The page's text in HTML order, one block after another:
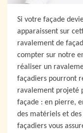
Si votre façade
apparaissent sur
ravalement de
compter sur notre
réaliser un
façadiers pourront
ravalement projeté
façade : en pierre,
des matériels et
façadiers vous